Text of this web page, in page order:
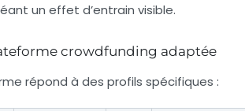
un effet d’entrain visible.
crowdfunding adaptée
répond à des profils spécifiques :